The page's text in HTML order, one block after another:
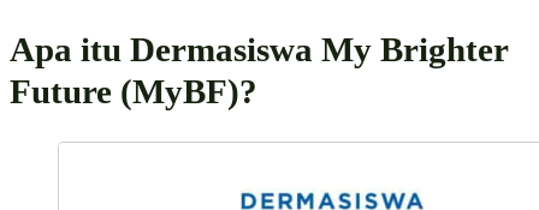
Apa itu Dermasiswa My Brighter
Future (MyBF)?